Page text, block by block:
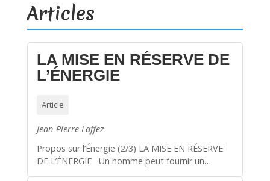
Articles
LA MISE EN RÉSERVE DE
L’ÉNERGIE
Article
Jean-Pierre Laffez
Propos sur l’Énergie (2/3) LA MISE EN RÉSERVE
DE L’ÉNERGIE Un homme peut fournir un…